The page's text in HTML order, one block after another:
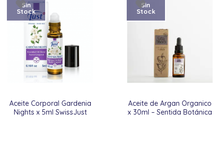
Aceite Corporal Gardenia
Nights x 5ml SwissJust
Sin
Stock
Aceite de Argan Organico
x 30ml – Sentida Botánica
Sin
Stock